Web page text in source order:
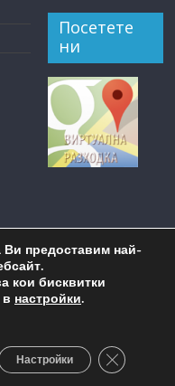
Посетете
ни
Яворов" Бургас
Ви предоставим най-
кои бисквитки
настройки.
Настройки Close